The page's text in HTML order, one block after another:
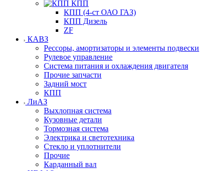
КПП
КПП (4-ст ОАО ГАЗ)
КПП Дизель
ZF
КАВЗ
Рессоры, амортизаторы и элементы подвески
Рулевое управление
Система питания и охлаждения двигателя
Прочие запчасти
Задний мост
КПП
ЛиАЗ
Выхлопная система
Кузовные детали
Тормозная система
Электрика и светотехника
Стекло и уплотнители
Прочие
Карданный вал